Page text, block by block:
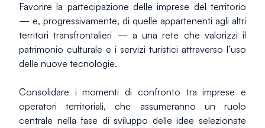
Favorire la partecipazione delle imprese del territorio
— e, progressivamente, di quelle appartenenti agli altri
territori transfrontalieri — a una rete che valorizzi il
patrimonio culturale e i servizi turistici attraverso l’uso
delle nuove tecnologie.
Consolidare i momenti di confronto tra imprese e
operatori territoriali, che assumeranno un ruolo
centrale nella fase di sviluppo delle idee selezionate